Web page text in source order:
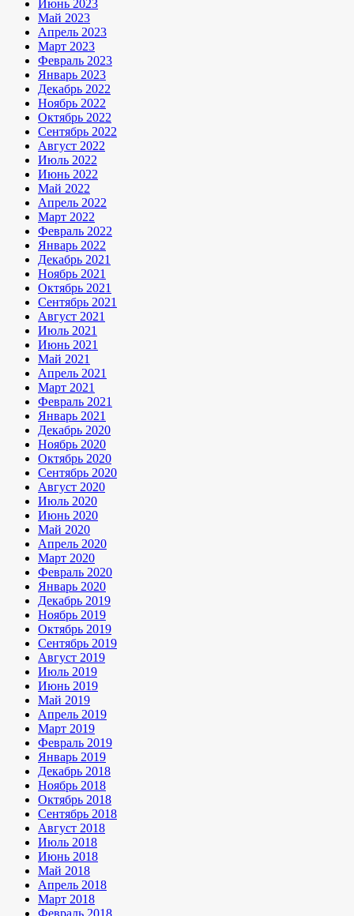
Июнь 2023
Май 2023
Апрель 2023
Март 2023
Февраль 2023
Январь 2023
Декабрь 2022
Ноябрь 2022
Октябрь 2022
Сентябрь 2022
Август 2022
Июль 2022
Июнь 2022
Май 2022
Апрель 2022
Март 2022
Февраль 2022
Январь 2022
Декабрь 2021
Ноябрь 2021
Октябрь 2021
Сентябрь 2021
Август 2021
Июль 2021
Июнь 2021
Май 2021
Апрель 2021
Март 2021
Февраль 2021
Январь 2021
Декабрь 2020
Ноябрь 2020
Октябрь 2020
Сентябрь 2020
Август 2020
Июль 2020
Июнь 2020
Май 2020
Апрель 2020
Март 2020
Февраль 2020
Январь 2020
Декабрь 2019
Ноябрь 2019
Октябрь 2019
Сентябрь 2019
Август 2019
Июль 2019
Июнь 2019
Май 2019
Апрель 2019
Март 2019
Февраль 2019
Январь 2019
Декабрь 2018
Ноябрь 2018
Октябрь 2018
Сентябрь 2018
Август 2018
Июль 2018
Июнь 2018
Май 2018
Апрель 2018
Март 2018